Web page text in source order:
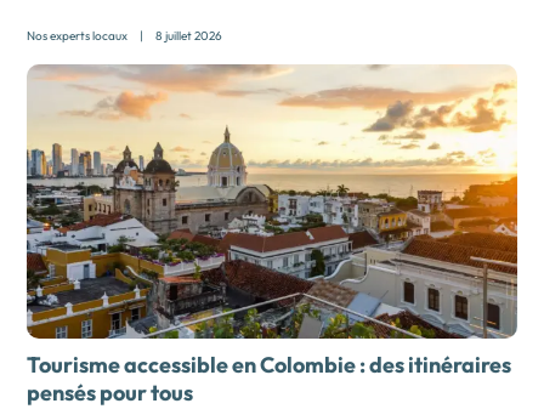
Nos experts locaux | 8 juillet 2026
Tourisme accessible en Colombie : des itinéraires
pensés pour tous